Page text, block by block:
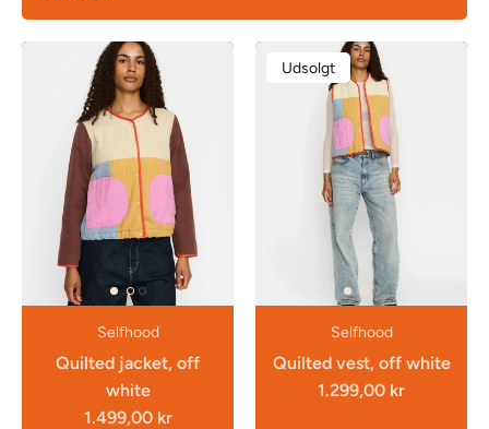
Selfhood
Quilted jacket, off
white
1.499,00 kr
Udsolgt
Selfhood
Quilted vest, off white
1.299,00 kr